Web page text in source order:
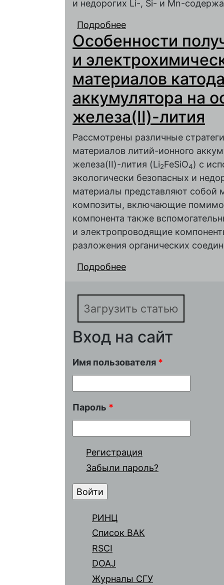
и недорогих Li-, Si- и Mn-
Подробнее
электродного
Особенности
и
материалов
аккумулятора на
железа(II)-лития
Рассмотрены различные
материалов литий-ионного
железа(II)-лития (Li2FeSiO4) с
экологически безопасных и
материалы представляют собой
композиты, включающие
компонента также
и электропроводящие
разложения органических
Подробнее
ортосиликата
Загрузить статью
Вход на сайт
Имя пользователя *
Пароль *
Регистрация
Забыли пароль?
РИНЦ
Список ВАК
RSCI
DOAJ
Журналы СГУ